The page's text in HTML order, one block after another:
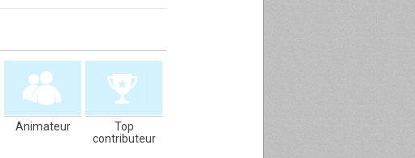
Animateur
Top
contributeur